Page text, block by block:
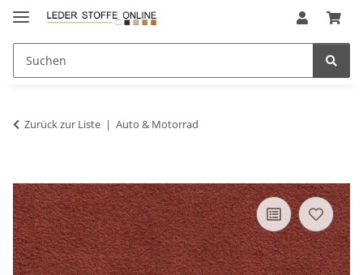
Zurück zur Liste Auto & Motorrad